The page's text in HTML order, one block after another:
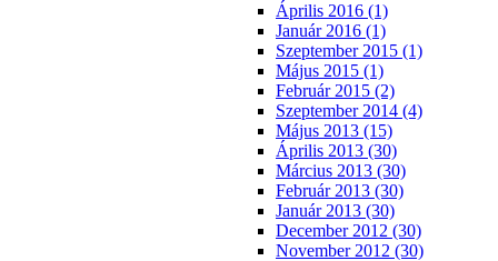
Április 2016 (1)
Január 2016 (1)
Szeptember 2015 (1)
Május 2015 (1)
Február 2015 (2)
Szeptember 2014 (4)
Május 2013 (15)
Április 2013 (30)
Március 2013 (30)
Február 2013 (30)
Január 2013 (30)
December 2012 (30)
November 2012 (30)